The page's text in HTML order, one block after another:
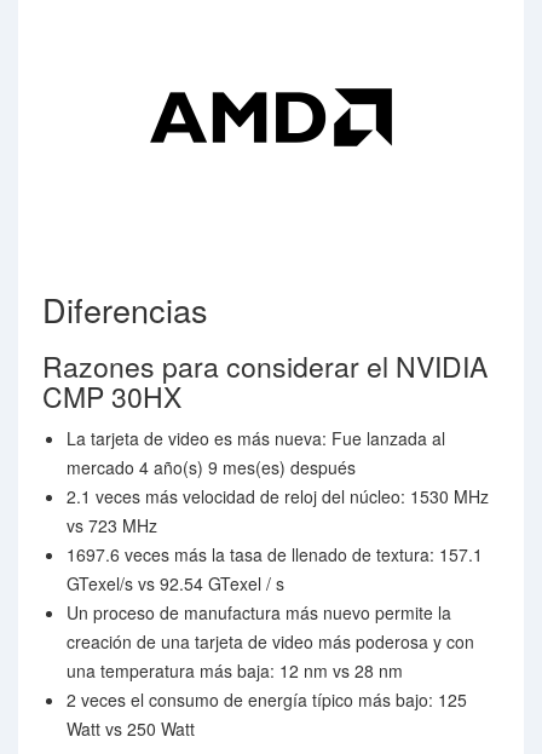
Diferencias
Razones para considerar el NVIDIA
CMP 30HX
La tarjeta de video es más nueva: Fue lanzada al
mercado 4 año(s) 9 mes(es) después
2.1 veces más velocidad de reloj del núcleo: 1530 MHz
vs 723 MHz
1697.6 veces más la tasa de llenado de textura: 157.1
GTexel/s vs 92.54 GTexel / s
Un proceso de manufactura más nuevo permite la
creación de una tarjeta de video más poderosa y con
una temperatura más baja: 12 nm vs 28 nm
2 veces el consumo de energía típico más bajo: 125
Watt vs 250 Watt